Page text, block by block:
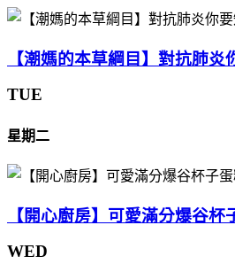
【潮媽的本草綱目】對抗肺炎
TUE
星期二
【開心廚房】可愛滿分爆谷杯
WED